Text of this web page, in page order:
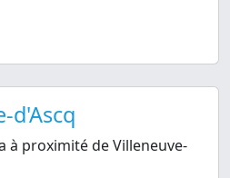
d'Ascq
à proximité de Villeneuve-